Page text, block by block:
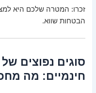
זכרו: המטרה שלכם היא
הבטחות שווא.
סוגים נפוצים של
חינמיים: מה